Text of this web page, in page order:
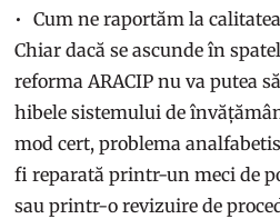
Cum ne raportăm la
Chiar dacă se ascunde în
reforma ARACIP nu va putea
hibele sistemului de
mod cert, problema
fi reparată printr-un meci de
sau printr-o revizuire de